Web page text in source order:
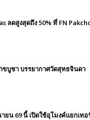
ลดสูงสุดถึง 50% ที่ FN
ขบูชา บรรยากาศวัดสุทธจินดา
ยน 69 นี้ เปิดใช้อุโมงค์แยกเท